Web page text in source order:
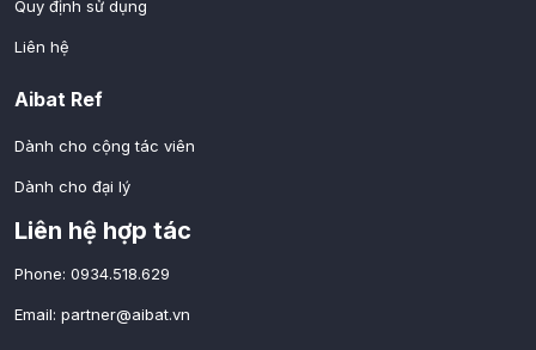
Quy định sử dụng
Liên hệ
Aibat Ref
Dành cho cộng tác viên
Dành cho đại lý
Liên hệ hợp tác
Phone: 0934.518.629
Email: partner@aibat.vn